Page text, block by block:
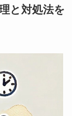
と対処法を